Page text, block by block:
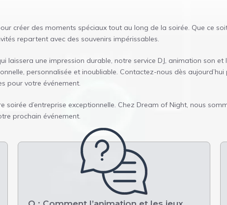
créer des moments spéciaux tout au long de la soirée. Que ce
repartent avec des souvenirs impérissables.
laissera une impression durable, notre service DJ, animation son
personnalisée et inoubliable. Contactez-nous dès
pour votre événement.
soirée d’entreprise exceptionnelle. Chez Dream of Night, nous
prochain événement.